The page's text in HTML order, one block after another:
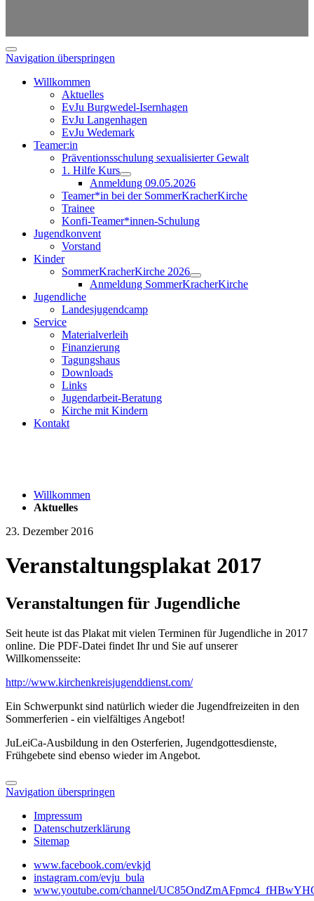
Navigation überspringen
Willkommen
Aktuelles
EvJu Burgwedel-Isernhagen
EvJu Langenhagen
EvJu Wedemark
Teamer:in
Präventionsschulung sexualisierter Gewalt
1. Hilfe Kurs
Anmeldung 09.05.2026
Teamer*in bei der SommerKracherKirche
Trainee
Konfi-Teamer*innen-Schulung
Jugendkonvent
Vorstand
Kinder
SommerKracherKirche 2026
Anmeldung SommerKracherKirche
Jugendliche
Landesjugendcamp
Service
Materialverleih
Finanzierung
Tagungshaus
Downloads
Links
Jugendarbeit-Beratung
Kirche mit Kindern
Kontakt
Willkommen
Aktuelles
23. Dezember 2016
Veranstaltungsplakat 2017
Veranstaltungen für Jugendliche
Seit heute ist das Plakat mit vielen Terminen für Jugendliche in 2017
online. Die PDF-Datei findet Ihr und Sie auf unserer
Willkomensseite:
http://www.kirchenkreisjugenddienst.com/
Ein Schwerpunkt sind natürlich wieder die Jugendfreizeiten in den
Sommerferien - ein vielfältiges Angebot!
JuLeiCa-Ausbildung in den Osterferien, Jugendgottesdienste,
Frühgebete sind ebenso wieder im Angebot.
Navigation überspringen
Impressum
Datenschutzerklärung
Sitemap
www.facebook.com/evkjd
instagram.com/evju_bula
www.youtube.com/channel/